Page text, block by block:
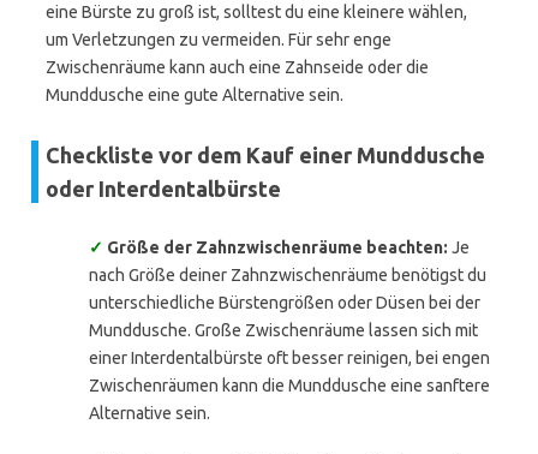
eine Bürste zu groß ist, solltest du eine kleinere wählen,
um Verletzungen zu vermeiden. Für sehr enge
Zwischenräume kann auch eine Zahnseide oder die
Munddusche eine gute Alternative sein.
Checkliste vor dem Kauf einer Munddusche
oder Interdentalbürste
✓ Größe der Zahnzwischenräume beachten: Je
nach Größe deiner Zahnzwischenräume benötigst du
unterschiedliche Bürstengrößen oder Düsen bei der
Munddusche. Große Zwischenräume lassen sich mit
einer Interdentalbürste oft besser reinigen, bei engen
Zwischenräumen kann die Munddusche eine sanftere
Alternative sein.